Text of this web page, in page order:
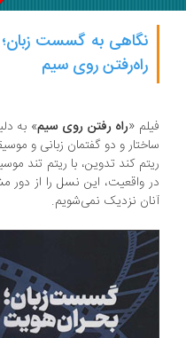
نگاهی به گسست زبان؛
راه‌رفتن روی سیم
راه رفتن روی سیم» به دلیل
و دو گفتمان زبانی و
کند تدوین، با ریتم تند
واقعیت، این نسل را از دور مشاهده
نزدیک نمی‌شویم.